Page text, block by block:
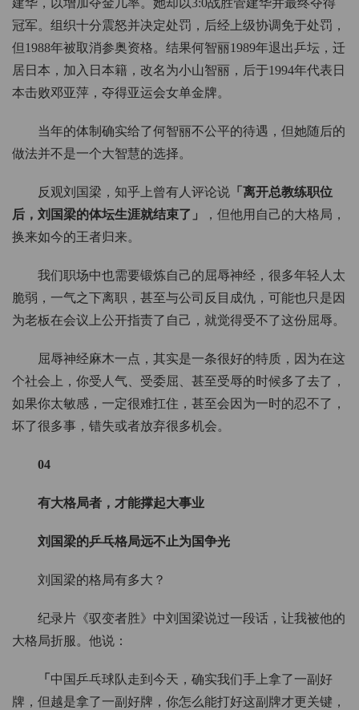
建华，以增加夺金几率。她却以3:0战胜管建华并最终夺得
冠军。组织十分震怒并决定处罚，后经上级协调免于处罚，
但1988年被取消参奥资格。结果何智丽1989年退出乒坛，迁
居日本，加入日本籍，改名为小山智丽，后于1994年代表日
本击败邓亚萍，夺得亚运会女单金牌。
当年的体制确实给了何智丽不公平的待遇，但她随后的
做法并不是一个大智慧的选择。
反观刘国梁，知乎上曾有人评论说 「离开总教练职位
后，刘国梁的体坛生涯就结束了」
，但他用自己的大格局，
换来如今的王者归来。
我们职场中也需要锻炼自己的屈辱神经，很多年轻人太
脆弱，一气之下离职，甚至与公司反目成仇，可能也只是因
为老板在会议上公开指责了自己，就觉得受不了这份屈辱。
屈辱神经麻木一点，其实是一条很好的特质，因为在这
个社会上，你受人气、受委屈、甚至受辱的时候多了去了，
如果你太敏感，一定很难扛住，甚至会因为一时的忍不了，
坏了很多事，错失或者放弃很多机会。
04
有大格局者，才能撑起大事业
刘国梁的乒乓格局远不止为国争光
刘国梁的格局有多大？
纪录片《驭变者胜》中刘国梁说过一段话，让我被他的
大格局折服。他说：
「 中国乒乓球队走到今天，确实我们手上拿了一副好
牌，但越是拿了一副好牌，你怎么能打好这副牌才更关键，